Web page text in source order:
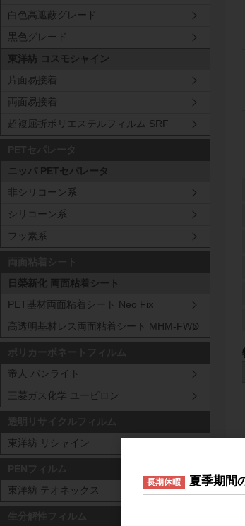
白色高遮蔽グレード
黒色グレード
東洋紡 コスモシャイン
片面易接着
両面易接着
超複屈折ポリエステルフィルム SRF
ニッパ PETセパレータ
非シリコーン系
シリコーン系
フッ素系
日榮新化 両面粘着シート
PET基材両面粘着シート Neo Fix
高透明基材レス両面粘着シート MHM-FWD
帝人 パンライト
三菱ガス化学 ユーピロン
東洋紡 リシャイン
東洋紡 テオネックス
長期休暇 夏季期間